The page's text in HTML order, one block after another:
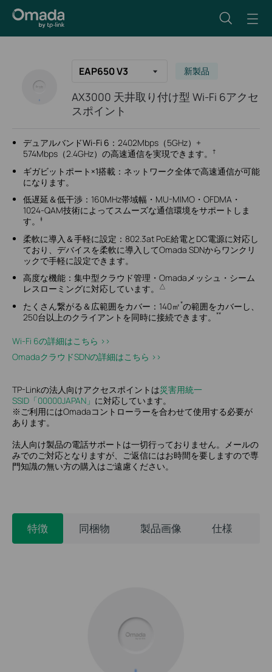
EAP650 V3 新製品
AX3000 天井取り付け型 Wi-Fi 6アクセ
スポイント
デュアルバンドWi-Fi 6： 2402Mbps（5GHz）+
574Mbps（2.4GHz）の高速通信を実現できます。
†
ギガビットポート×1搭載： ネットワーク全体で高速通信が可能
になります。
低遅延＆低干渉： 160MHz帯域幅・MU-MIMO・OFDMA・
1024-QAM技術によってスムーズな通信環境をサポートしま
す。
‡
柔軟に導入＆手軽に設定： 802.3at PoE給電とDC電源に対応し
ており、デバイスを柔軟に導入してOmada SDNからワンクリ
ックで手軽に設定できます。
高度な機能： 集中型クラウド管理・Omadaメッシュ・シーム
レスローミングに対応しています。
△
たくさん繋がる＆広範囲をカバー： 140㎡*の範囲をカバーし、
250台以上のクライアントを同時に接続できます。
**
Wi-Fi 6の詳細はこちら >​>
OmadaクラウドSDNの詳細はこちら >​>
TP-Linkの法人向けアクセスポイントは災害用統一
SSID「00000JAPAN」 に対応しています。
※ご利用にはOmadaコントローラーを合わせて使用する必要が
あります。
法人向け製品の電話サポートは一切行っておりません。メールの
みでのご対応となりますが、ご返信にはお時間を要しますので専
門知識の無い方の購入はご遠慮ください。
特徴 同梱物 製品画像 仕様